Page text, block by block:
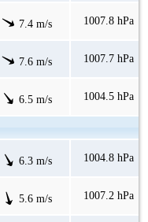
7.4 m/s 1007.8 hPa
7.6 m/s 1007.7 hPa
6.5 m/s 1004.5 hPa
6.3 m/s 1004.8 hPa
5.6 m/s 1007.2 hPa